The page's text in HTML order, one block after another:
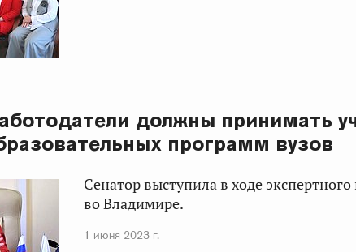
должны принимать
программ вузов
Сенатор выступила в ходе
во Владимире.
1 июня 2023 г.